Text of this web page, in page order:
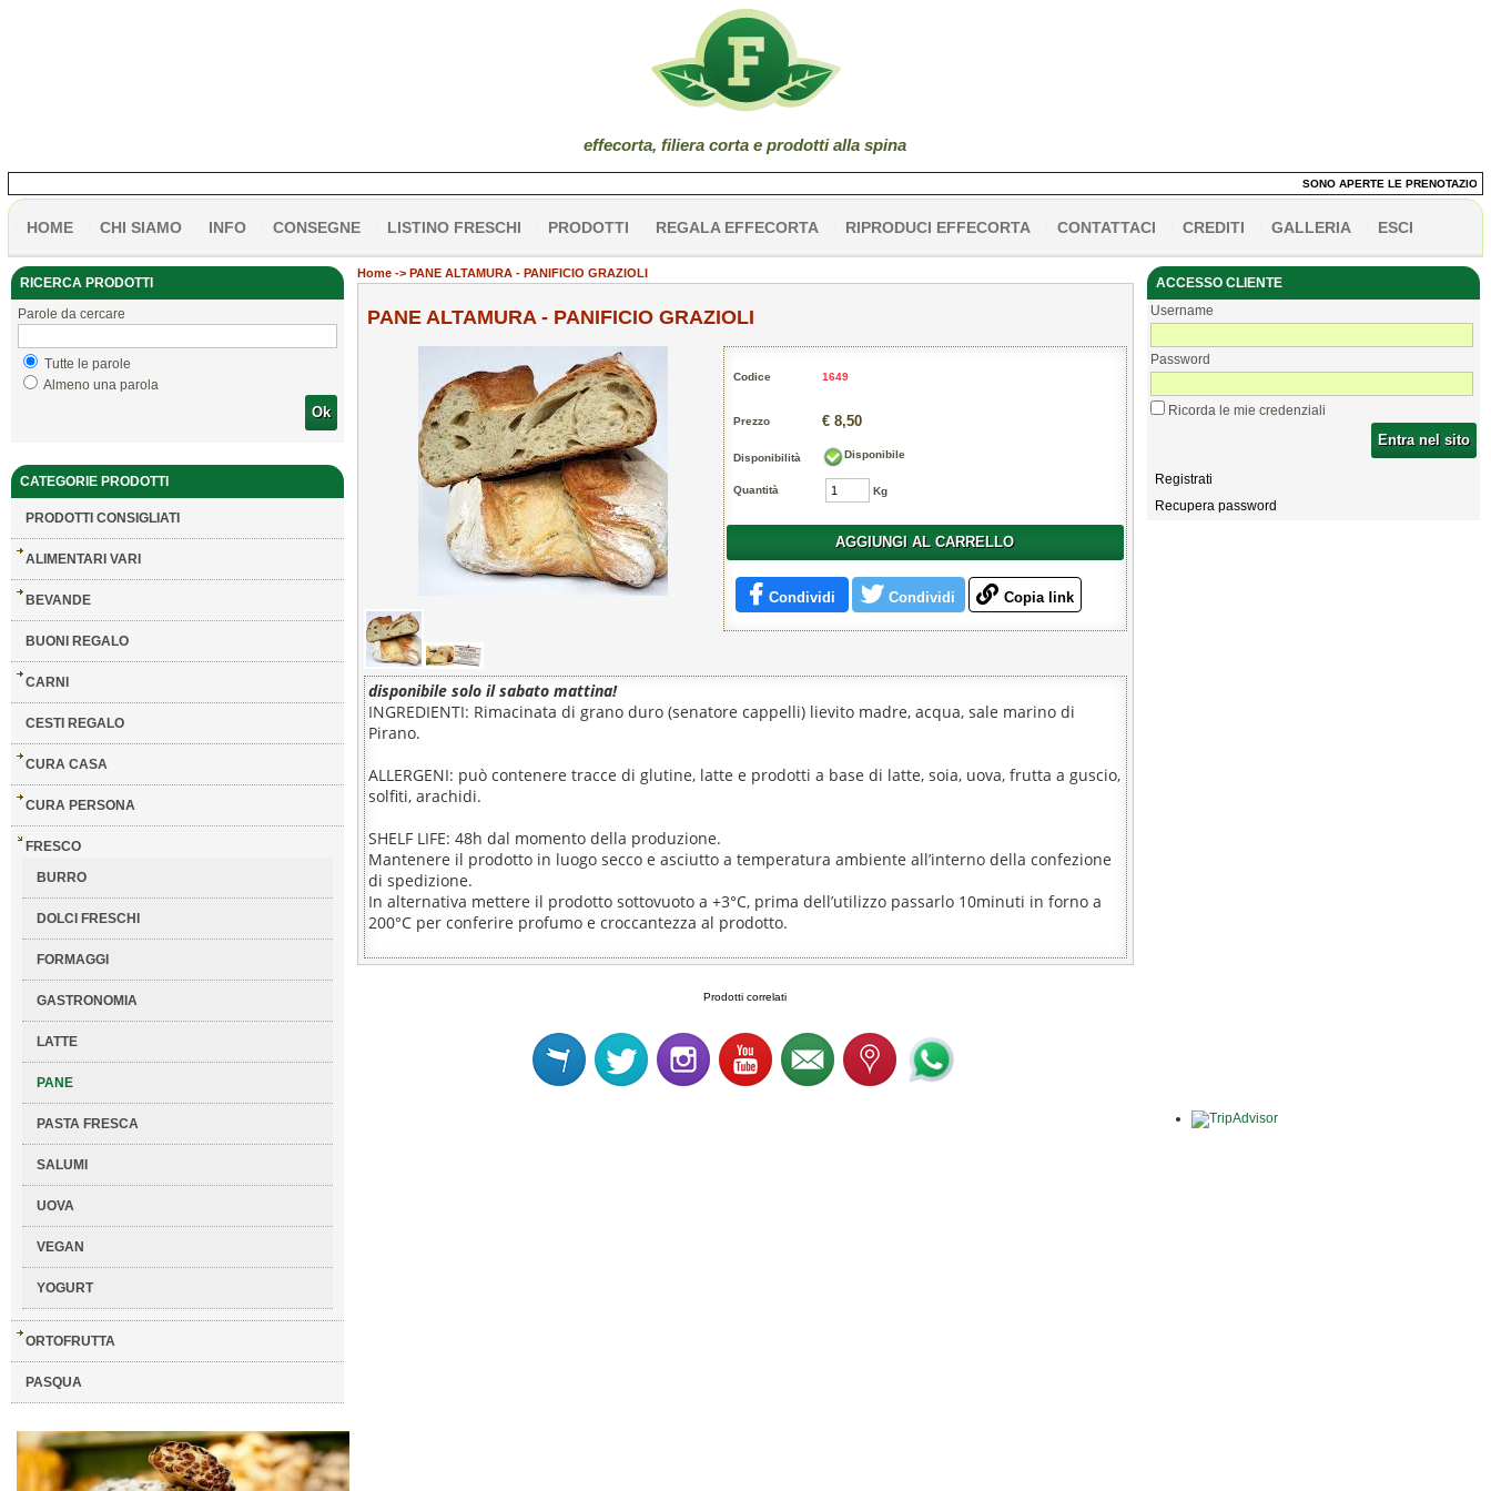
effecorta, filiera corta e prodotti alla spina
SONO APERTE LE PRENOTAZIONI
HOME CHI SIAMO INFO CONSEGNE LISTINO FRESCHI PRODOTTI REGALA EFFECORTA RIPRODUCI EFFECORTA CONTATTACI CREDITI GALLERIA ESCI
RICERCA PRODOTTI
Parole da cercare
Tutte le parole
Almeno una parola
Ok
CATEGORIE PRODOTTI
PRODOTTI CONSIGLIATI
ALIMENTARI VARI
BEVANDE
BUONI REGALO
CARNI
CESTI REGALO
CURA CASA
CURA PERSONA
FRESCO
BURRO
DOLCI FRESCHI
FORMAGGI
GASTRONOMIA
LATTE
PANE
PASTA FRESCA
SALUMI
UOVA
VEGAN
YOGURT
ORTOFRUTTA
PASQUA
Home-> PANE ALTAMURA - PANIFICIO GRAZIOLI
PANE ALTAMURA - PANIFICIO GRAZIOLI
Codice 1649
Prezzo € 8,50
Disponibilità Disponibile
Quantità Kg
AGGIUNGI AL CARRELLO
Condividi Condividi Copia link
disponibile solo il sabato mattina!
INGREDIENTI: Rimacinata di grano duro (senatore cappelli) lievito madre, acqua, sale marino di
Pirano.
ALLERGENI: può contenere tracce di glutine, latte e prodotti a base di latte, soia, uova, frutta a guscio,
solfiti, arachidi.
SHELF LIFE: 48h dal momento della produzione.
Mantenere il prodotto in luogo secco e asciutto a temperatura ambiente all’interno della confezione
di spedizione.
In alternativa mettere il prodotto sottovuoto a +3°C, prima dell’utilizzo passarlo 10minuti in forno a
200°C per conferire profumo e croccantezza al prodotto.
Prodotti correlati
ACCESSO CLIENTE
Username
Password
Ricorda le mie credenziali
Entra nel sito
Registrati
Recupera password